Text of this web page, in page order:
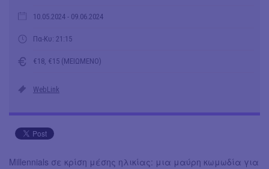
10.05.2024 - 09.06.2024
Πα-Κυ: 21:15
€18, €15 (ΜΕΙΩΜΕΝΟ)
WebLink
Millennials σε κρίση μέσης ηλικίας: μια μαύρη κωμωδία για